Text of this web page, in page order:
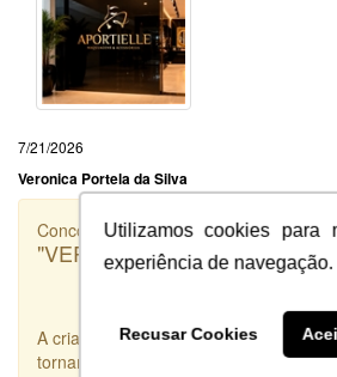
Utilizamos cookies para
experiência de navegação.
Recusar Cookies
7/21/2026
Veronica Portela da Silva
Concorrência
"VERSADOS.RS"
A criatividade e disponibilidade são
tornam uma Arte real. Criatividade e